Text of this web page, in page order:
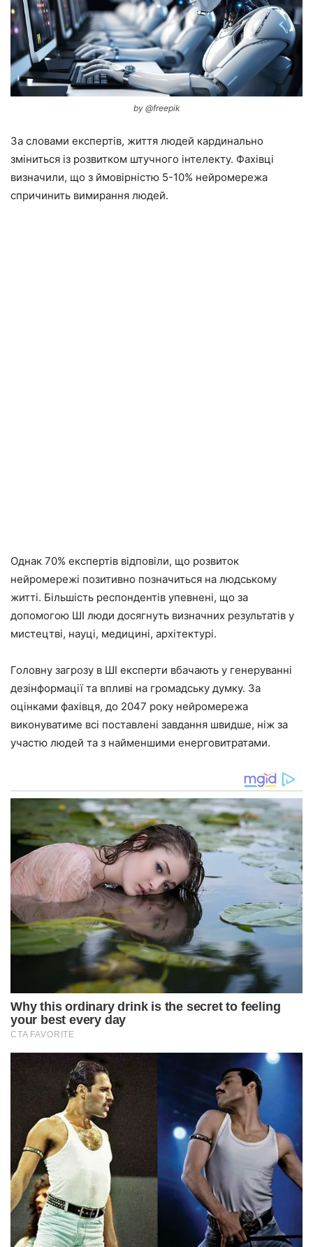
by @freepik
За словами експертів, життя людей кардинально
зміниться із розвитком штучного інтелекту. Фахівці
визначили, що з ймовірністю 5-10% нейромережа
спричинить вимирання людей.
Однак 70% експертів відповіли, що розвиток
нейромережі позитивно позначиться на людському
житті. Більшість респондентів упевнені, що за
допомогою ШІ люди досягнуть визначних результатів у
мистецтві, науці, медицині, архітектурі.
Головну загрозу в ШІ експерти вбачають у генеруванні
дезінформації та впливі на громадську думку. За
оцінками фахівця, до 2047 року нейромережа
виконуватиме всі поставлені завдання швидше, ніж за
участю людей та з найменшими енерговитратами.